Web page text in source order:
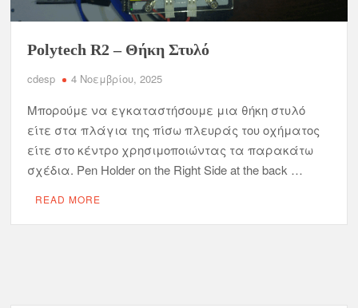
Polytech R2 – Θήκη Στυλό
cdesp 4 Νοεμβρίου, 2025
Μπορούμε να εγκαταστήσουμε μια θήκη στυλό
είτε στα πλάγια της πίσω πλευράς του οχήματος
είτε στο κέντρο χρησιμοποιώντας τα παρακάτω
σχέδια. Pen Holder on the Right Side at the back …
READ MORE